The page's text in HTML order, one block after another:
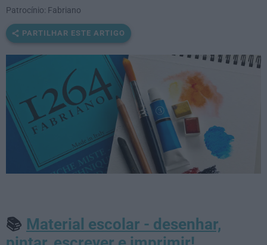
Patrocínio: Fabriano
PARTILHAR ESTE ARTIGO
📚 Material escolar - desenhar,